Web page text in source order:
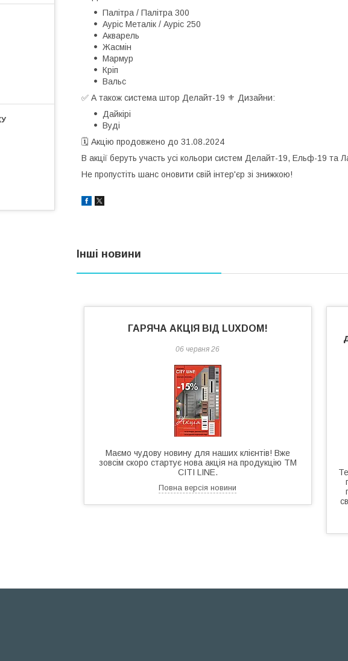
Палітра / Палітра 300
Ауріс Металік / Ауріс 250
Акварель
Жасмін
Мармур
Кріп
Вальс
✅ А також система штор Делайт-19 ⚜️ Дизайни:
Дайкірі
Вуді
🗓 Акцію продовжено до 31.08.2024
В акції беруть участь усі кольори систем Делайт-19, Ельф-19 та
Не пропустіть шанс оновити свій інтер'єр зі знижкою!
Інші новини
ГАРЯЧА АКЦІЯ ВІД LUXDOM!
06 червня 26
Маємо чудову новину для наших клієнтів! Вже
зовсім скоро стартує нова акція на продукцію ТМ
CITI LINE.
Повна версія новини